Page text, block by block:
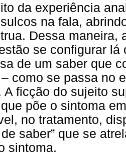
da experiência
na fala,
Dessa maneira,
se configurar
de um saber que
como se passa no
A ficção do sujeito
põe o sintoma
no tratamento,
de saber” que se
sintoma.